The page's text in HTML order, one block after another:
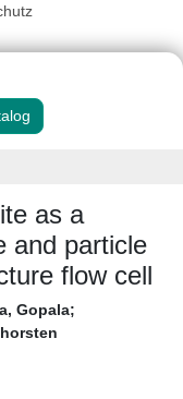
as a
and particle
flow cell
Gopala;